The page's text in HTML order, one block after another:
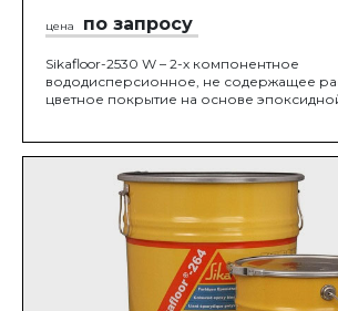
цена по запросу
Sikafloor-2530 W – 2-х компонентное
вододисперсионное, не содержащее
цветное покрытие на основе